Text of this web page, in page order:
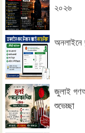
২০২৬
অনলাইনে
জুলাই
শুভেচ্ছা